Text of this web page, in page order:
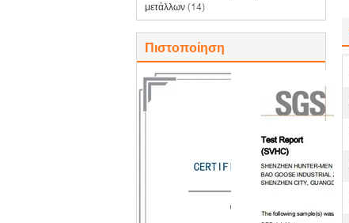
μετάλλων (14)
Πιστοποίηση